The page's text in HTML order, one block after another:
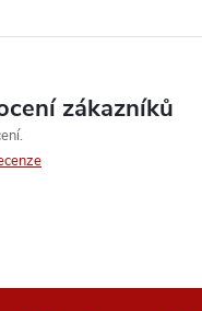
zákazníků